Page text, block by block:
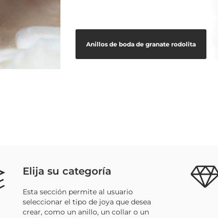
Anillos de boda de granate rodolita
Elija su categoría
Esta sección permite al usuario
seleccionar el tipo de joya que desea
crear, como un anillo, un collar o un